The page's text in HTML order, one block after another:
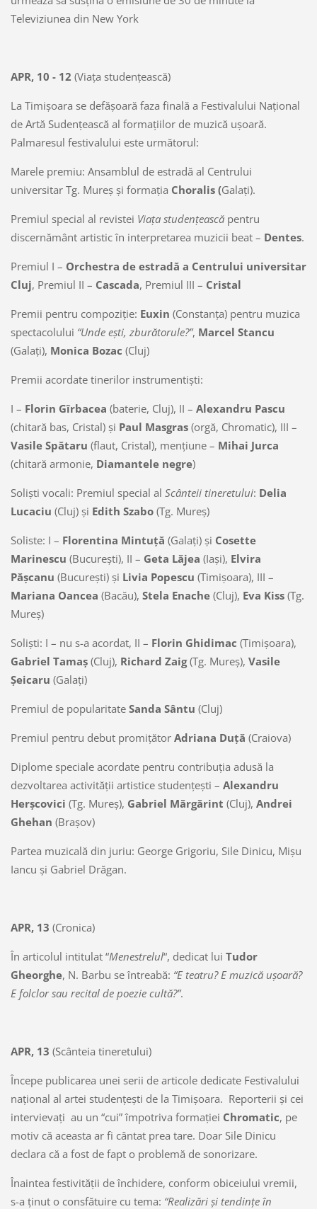
Televiziunea din New York
APR, 10 - 12 (Viaţa studenţească)
La Timişoara se defăşoară faza finală a Festivalului Naţional
de Artă Sudenţească al formaţiilor de muzică uşoară.
Palmaresul festivalului este următorul:
Marele premiu: Ansamblul de estradă al Centrului
universitar Tg. Mureş şi formaţia Choralis (Galaţi).
Premiul special al revistei Viaţa studenţeascăpentru
discernământ artistic în interpretarea muzicii beat – Dentes.
Premiul I – Orchestra de estradă a Centrului universitar
Cluj, Premiul II – Cascada, Premiul III – Cristal
Premii pentru compoziţie: Euxin (Constanţa) pentru muzica
spectacolului “Unde eşti, zburătorule?”, Marcel Stancu
(Galaţi), Monica Bozac (Cluj)
Premii acordate tinerilor instrumentişti:
I – Florin Gîrbacea (baterie, Cluj), II – Alexandru Pascu
(chitară bas, Cristal) şi Paul Masgras(orgă, Chromatic), III –
Vasile Spătaru (flaut, Cristal), menţiune – Mihai Jurca
(chitară armonie, Diamantele negre)
Solişti vocali: Premiul special al Scânteii tineretului: Delia
Lucaciu (Cluj) şi Edith Szabo(Tg. Mureş)
Soliste: I – Florentina Mintuţă (Galaţi) şi Cosette
Marinescu (Bucureşti), II – Geta Lăjea (Iaşi), Elvira
Păşcanu (Bucureşti) şi Livia Popescu (Timişoara), III –
Mariana Oancea (Bacău), Stela Enache(Cluj), Eva Kiss(Tg.
Mureş)
Solişti: I – nu s-a acordat, II – Florin Ghidimac (Timişoara),
Gabriel Tamaş(Cluj), Richard Zaig(Tg. Mureş), Vasile
Şeicaru (Galaţi)
Premiul de popularitate Sanda Sântu (Cluj)
Premiul pentru debut promiţător Adriana Duţă (Craiova)
Diplome speciale acordate pentru contribuţia adusă la
dezvoltarea activităţii artistice studenţeşti – Alexandru
Herşcovici (Tg. Mureş), Gabriel Mărgărint (Cluj), Andrei
Ghehan (Braşov)
Partea muzicală din juriu: George Grigoriu, Sile Dinicu, Mişu
Iancu şi Gabriel Drăgan.
APR, 13 (Cronica)
În articolul intitulat “Menestrelul“, dedicat lui Tudor
Gheorghe, N. Barbu se întreabă: “E teatru? E muzică uşoară?
E folclor sau recital de poezie cultă?”.
APR, 13 (Scânteia tineretului)
Începe publicarea unei serii de articole dedicate Festivalului
naţional al artei studenţeşti de la Timişoara. Reporterii şi cei
intervievaţi au un “cui” împotriva formaţiei Chromatic, pe
motiv că aceasta ar fi cântat prea tare. Doar Sile Dinicu
declara că a fost de fapt o problemă de sonorizare.
Înaintea festivităţii de închidere, conform obiceiului vremii,
s-a ţinut o consfătuire cu tema: “Realizări şi tendinţe în